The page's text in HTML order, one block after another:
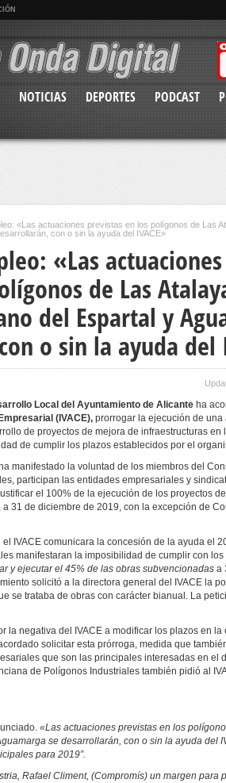
NOTICIAS DEPORTES PODCAST
«Las actuaciones previstas en los polígonos de Las
con o sin la ayuda del IVACE»
«Las actuaciones
de Las
del Espartal y
o sin la ayuda del
Local del Ayuntamiento de Alicante ha
(IVACE), prorrogar la ejecución de una
de proyectos de mejora de infraestructuras en
de cumplir los plazos establecidos por el
manifestado la voluntad de los miembros del
participan las entidades empresariales y
el 100% de la ejecución de los proyectos
31 de diciembre de 2019, con la excepción de
IVACE comunicara la concesión de la ayuda el
manifestaran la imposibilidad de cumplir con los
y ejecutar el 45% de las obras subvencionadas a
solicitó a la directora general del IVACE la
se trataba de obras con carácter bianual. La
la negativa del IVACE a modificar los plazos en la
solicitar esta prórroga, medida que
que son las principales interesadas en el
de Polígonos Industriales también pidió al
«Las actuaciones previstas en los
se desarrollarán, con o sin la ayuda del
para 2019”.
Rafael Climent, (Compromís) un margen para